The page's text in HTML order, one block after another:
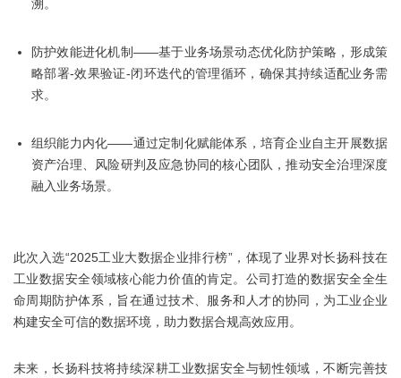
溯。
防护效能进化机制——基于业务场景动态优化防护策略，形成策
略部署-效果验证-闭环迭代的管理循环，确保其持续适配业务需
求。
组织能力内化——通过定制化赋能体系，培育企业自主开展数据
资产治理、风险研判及应急协同的核心团队，推动安全治理深度
融入业务场景。
此次入选“2025工业大数据企业排行榜”，体现了业界对长扬科技在
工业数据安全领域核心能力价值的肯定。公司打造的数据安全全生
命周期防护体系，旨在通过技术、服务和人才的协同，为工业企业
构建安全可信的数据环境，助力数据合规高效应用。
未来，长扬科技将持续深耕工业数据安全与韧性领域，不断完善技